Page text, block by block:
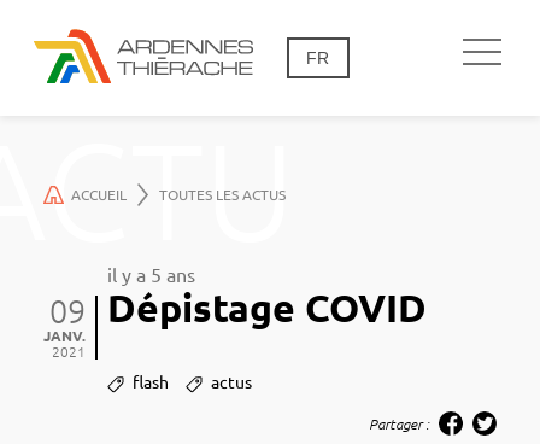
FR
ACCUEIL TOUTES LES ACTUS
Dépistage COVID
il y a 5 ans
09
JANV.
2021
flash actus
Partager :